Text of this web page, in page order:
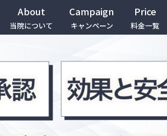
About
当院について
Campaign
キャンペーン
Price
料金一覧